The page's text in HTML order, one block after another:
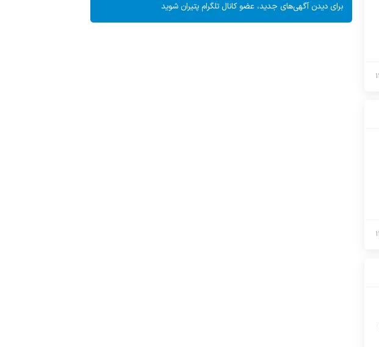
برای دیدن آگهی‌های جدید، عضو کانال تلگرام پتیران شوید